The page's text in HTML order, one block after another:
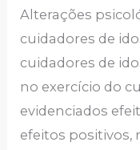
Alterações
cuidadores de
cuidadores de
no exercício do
evidenciados
efeitos positivos,